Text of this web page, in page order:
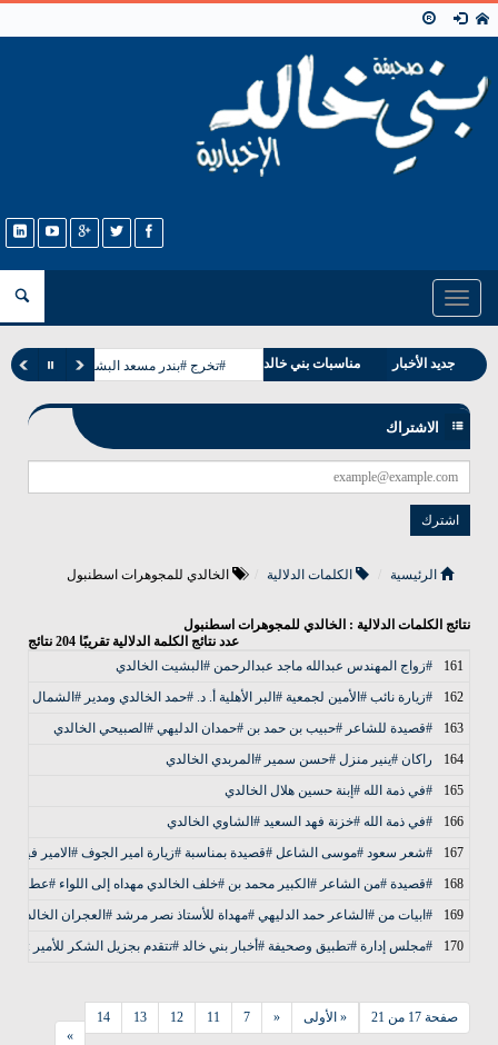
Toggle
navigation
جديد الأخبار
وفيات بني خالد
مناسبات بني خالد #تخرج #بندر مسعد البشيت #الخالدي
الاشتراك
الرئيسية الكلمات الدلالية الخالدي للمجوهرات اسطنبول
نتائج الكلمات الدلالية : الخالدي للمجوهرات اسطنبول
عدد نتائج الكلمة الدلالية تقريبًا 204 نتائج
161
#زواج المهندس عبدالله ماجد عبدالرحمن #البشيت الخالدي
162
#زيارة نائب #الأمين لجمعية #البر الأهلية أ. د. #حمد الخالدي ومدير #الشمال
163
#قصيدة للشاعر #حبيب بن حمد بن #حمدان الدليهي #الصبيحي الخالدي
164
راكان #ينير منزل #حسن سمير #المربدي الخالدي
165
#في ذمة الله #إبنة حسين هلال الخالدي
166
#في ذمة الله #خزنة فهد السعيد #الشاوي الخالدي
167
#شعر سعود #موسى الشاعل #قصيدة بمناسبة #زيارة امير الجوف #الامير فيصل
168
#قصيدة #من الشاعر #الكبير محمد بن #خلف الخالدي مهداه إلى اللواء #عطيه بن
169
#ابيات من #الشاعر حمد الدليهي #مهداة للأستاذ نصر مرشد #العجران الخالدي
170
#مجلس إدارة #تطبيق وصحيفة #أخبار بني خالد #تتقدم بجزيل الشكر للأمير :
صفحة 17 من 21 « الأولى «
7
11
12
13
14
»